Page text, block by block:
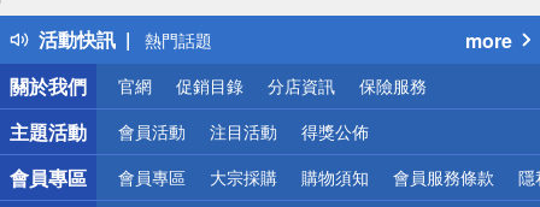
活動快訊
得獎公告
熱門話題
銀行優惠
偏遠地區配送
詐騙網頁！請小心！
more
關於我們
官網 促銷目錄 分店資訊 保險服務
主題活動 會員活動 注目活動 得獎公佈
會員專區 會員專區 大宗採購 購物須知 會員服務條款 隱